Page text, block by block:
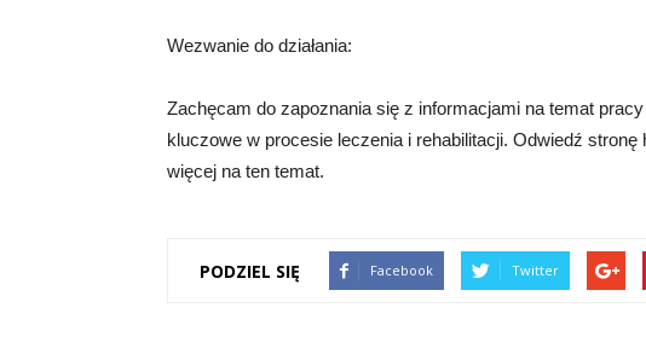
Wezwanie do działania:
Zachęcam do zapoznania się z informacjami na temat
kluczowe w procesie leczenia i rehabilitacji. Odwiedź
więcej na ten temat.
PODZIEL SIĘ Facebook Twitter